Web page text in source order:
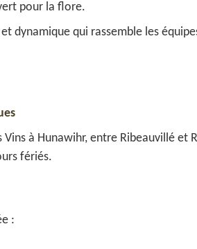
pour la flore.
dynamique qui rassemble les
Vins à Hunawihr, entre Ribeauvillé
fériés.
: